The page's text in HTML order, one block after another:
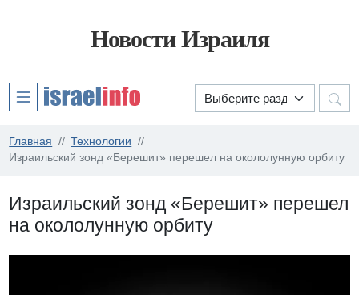
Новости Израиля
Главная
Технологии
Израильский зонд «Берешит» перешел на окололунную орбиту
Израильский зонд «Берешит» перешел
на окололунную орбиту